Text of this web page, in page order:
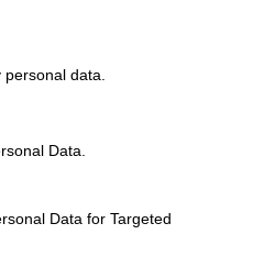
data.
Data.
Data for Targeted
sinistre d’arbres noueux et
et des ombres fantomatiques
y a un monstre derrière chaque
chuchotement au loin. Au
des ombres nous
habile se cache une
l’ébène le plus noir, raffiné
cerisier et évoque une note
délicatement, une vanille
complètent parfaitement le jeu